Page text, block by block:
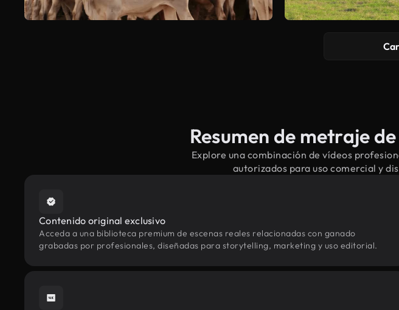
Resumen de metraje
Explore una combinación de vídeos
autorizados para uso comercial y
Contenido original exclusivo
Acceda a una biblioteca premium de escenas reales relacionadas con ganado
grabadas por profesionales, diseñadas para storytelling, marketing y uso editorial.